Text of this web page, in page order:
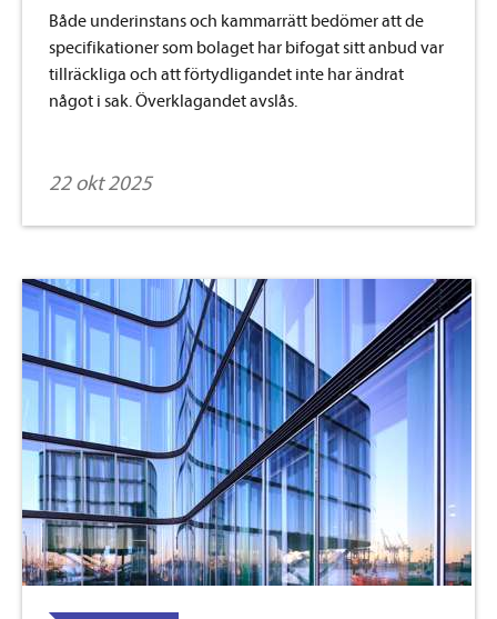
Både underinstans och kammarrätt bedömer att de
specifikationer som bolaget har bifogat sitt anbud var
tillräckliga och att förtydligandet inte har ändrat
något i sak. Överklagandet avslås.
22 okt 2025